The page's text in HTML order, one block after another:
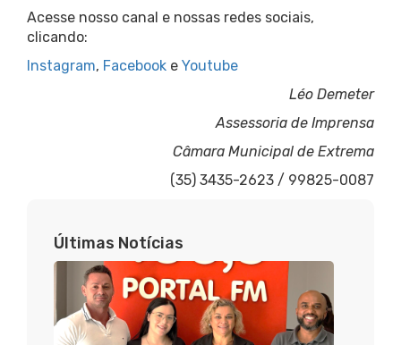
Acesse nosso canal e nossas redes sociais,
clicando:
Instagram, Facebook e Youtube
Léo Demeter
Assessoria de Imprensa
Câmara Municipal de Extrema
(35) 3435-2623 / 99825-0087
Últimas Notícias